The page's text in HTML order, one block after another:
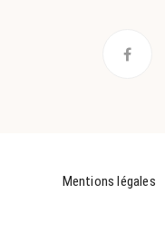
Mentions légales